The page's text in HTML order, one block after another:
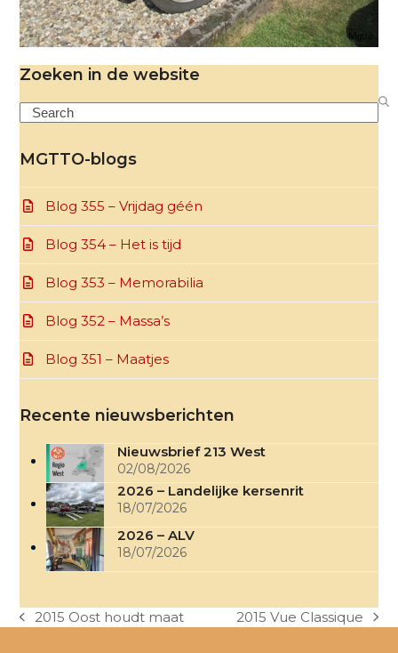
Zoeken in de website
Search
MGTTO-blogs
Blog 355 – Vrijdag géén
Blog 354 – Het is tijd
Blog 353 – Memorabilia
Blog 352 – Massa’s
Blog 351 – Maatjes
Recente nieuwsberichten
Nieuwsbrief 213 West
02/08/2026
2026 – Landelijke kersenrit
18/07/2026
2026 – ALV
18/07/2026
previous
2015 Oost houdt maat
next
2015 Vue Classique